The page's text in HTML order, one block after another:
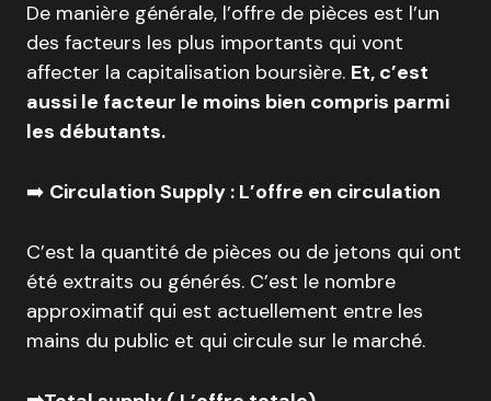
De manière générale, l’offre de pièces est l’un
des facteurs les plus importants qui vont
affecter la capitalisation boursière. Et, c’est
aussi le facteur le moins bien compris parmi
les débutants.
➡️ Circulation Supply : L’offre en circulation
C’est la quantité de pièces ou de jetons qui ont
été extraits ou générés. C’est le nombre
approximatif qui est actuellement entre les
mains du public et qui circule sur le marché.